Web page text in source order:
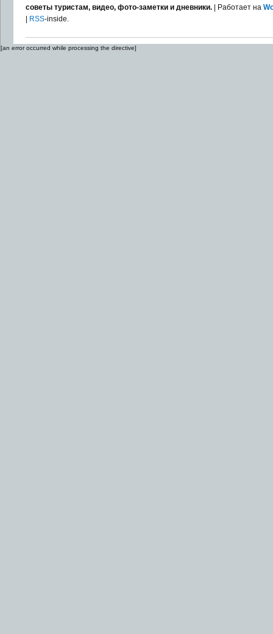
советы туристам, видео, фото-заметки и дневники.| Работает на
| RSS-inside.
[an error occurred while processing the directive]